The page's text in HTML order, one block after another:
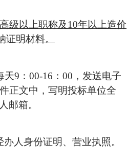
级以上职称及10年以上造价
明材料。
9：00-16：00，发送电子
正文中，写明投标单位全
邮箱。
人身份证明、营业执照。